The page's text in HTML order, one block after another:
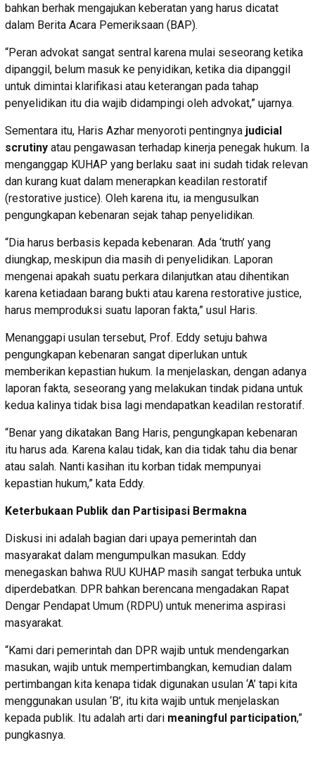
bahkan berhak mengajukan keberatan yang harus dicatat
dalam Berita Acara Pemeriksaan (BAP).
“Peran advokat sangat sentral karena mulai seseorang ketika
dipanggil, belum masuk ke penyidikan, ketika dia dipanggil
untuk dimintai klarifikasi atau keterangan pada tahap
penyelidikan itu dia wajib didampingi oleh advokat,” ujarnya.
Sementara itu, Haris Azhar menyoroti pentingnya judicial
scrutiny atau pengawasan terhadap kinerja penegak hukum. Ia
menganggap KUHAP yang berlaku saat ini sudah tidak relevan
dan kurang kuat dalam menerapkan keadilan restoratif
(restorative justice). Oleh karena itu, ia mengusulkan
pengungkapan kebenaran sejak tahap penyelidikan.
“Dia harus berbasis kepada kebenaran. Ada ‘truth’ yang
diungkap, meskipun dia masih di penyelidikan. Laporan
mengenai apakah suatu perkara dilanjutkan atau dihentikan
karena ketiadaan barang bukti atau karena restorative justice,
harus memproduksi suatu laporan fakta,” usul Haris.
Menanggapi usulan tersebut, Prof. Eddy setuju bahwa
pengungkapan kebenaran sangat diperlukan untuk
memberikan kepastian hukum. Ia menjelaskan, dengan adanya
laporan fakta, seseorang yang melakukan tindak pidana untuk
kedua kalinya tidak bisa lagi mendapatkan keadilan restoratif.
“Benar yang dikatakan Bang Haris, pengungkapan kebenaran
itu harus ada. Karena kalau tidak, kan dia tidak tahu dia benar
atau salah. Nanti kasihan itu korban tidak mempunyai
kepastian hukum,” kata Eddy.
Keterbukaan Publik dan Partisipasi Bermakna
Diskusi ini adalah bagian dari upaya pemerintah dan
masyarakat dalam mengumpulkan masukan. Eddy
menegaskan bahwa RUU KUHAP masih sangat terbuka untuk
diperdebatkan. DPR bahkan berencana mengadakan Rapat
Dengar Pendapat Umum (RDPU) untuk menerima aspirasi
masyarakat.
“Kami dari pemerintah dan DPR wajib untuk mendengarkan
masukan, wajib untuk mempertimbangkan, kemudian dalam
pertimbangan kita kenapa tidak digunakan usulan ‘A’ tapi kita
menggunakan usulan ‘B’, itu kita wajib untuk menjelaskan
kepada publik. Itu adalah arti dari meaningful participation,”
pungkasnya.